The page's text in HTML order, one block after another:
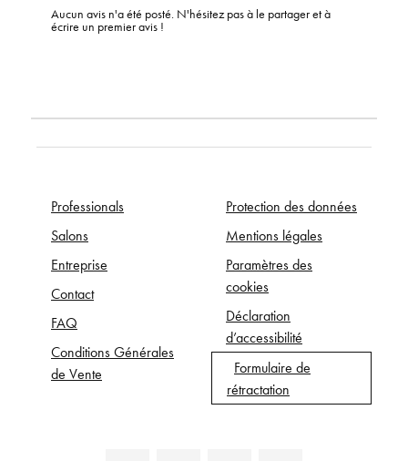
Aucun avis n'a été posté. N'hésitez pas à le partager et à
écrire un premier avis !
Professionals
Salons
Entreprise
Contact
FAQ
Conditions Générales
de Vente
Protection des données
Mentions légales
Paramètres des
cookies
Déclaration
d’accessibilité
Formulaire de
rétractation